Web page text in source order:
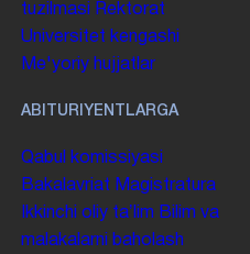
tuzilmasi
Rektorat
Universitet kengashi
Me'yoriy hujjatlar
ABITURIYENTLARGA
Qabul komissiyasi
Bakalavriat Magistratura
Ikkinchi oliy taʼlim Bilim va
malakalarni baholash